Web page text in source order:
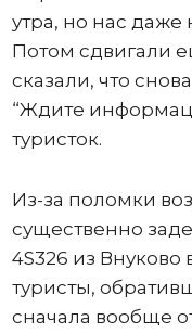
утра, но нас даже
Потом сдвигали
сказали, что
“Ждите
туристок.
Из-за поломки
существенно
4S326 из Внуково
туристы,
сначала вообще